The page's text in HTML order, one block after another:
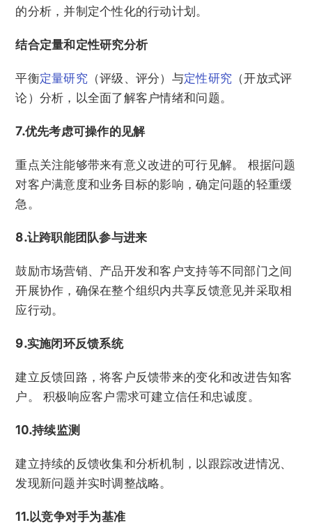
的分析，并制定个性化的行动计划。
结合定量和定性研究分析
平衡定量研究（评级、评分）与定性研究 （开放式评
论）分析，以全面了解客户情绪和问题。
7.优先考虑可操作的见解
重点关注能够带来有意义改进的可行见解。 根据问题
对客户满意度和业务目标的影响，确定问题的轻重缓
急。
8.让跨职能团队参与进来
鼓励市场营销、产品开发和客户支持等不同部门之间
开展协作，确保在整个组织内共享反馈意见并采取相
应行动。
9.实施闭环反馈系统
建立反馈回路，将客户反馈带来的变化和改进告知客
户。 积极响应客户需求可建立信任和忠诚度。
10.持续监测
建立持续的反馈收集和分析机制，以跟踪改进情况、
发现新问题并实时调整战略。
11.以竞争对手为基准